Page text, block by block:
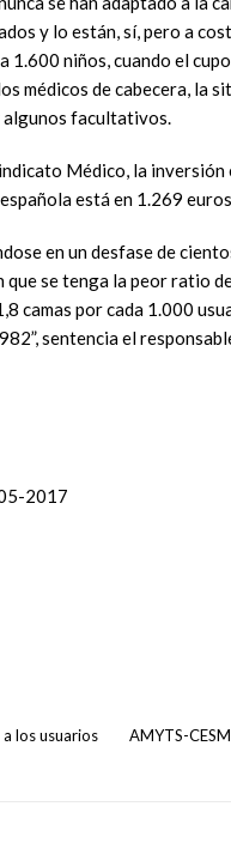
y lo están, sí, pero a
niños, cuando el
médicos de cabecera, la
algunos facultativos.
Médico, la
está en 1.269
en un desfase de
se tenga la peor ratio
camas por cada 1.000
sentencia el
2017
los usuarios
AMYTS-